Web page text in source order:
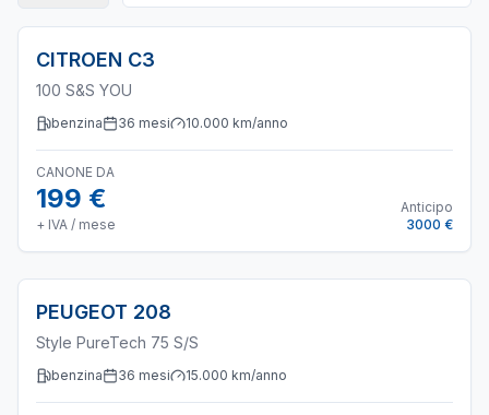
CITROEN C3
100 S&S YOU
benzina 36 mesi 10.000 km/anno
CANONE DA
199 €
+ IVA / mese
Anticipo
3000 €
PEUGEOT 208
Style PureTech 75 S/S
benzina 36 mesi 15.000 km/anno